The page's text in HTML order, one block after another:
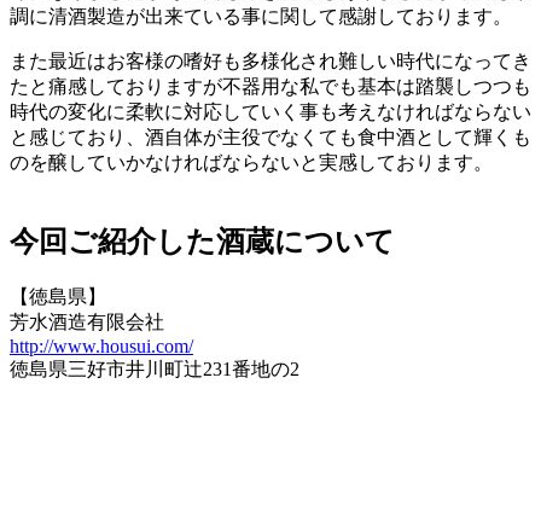
調に清酒製造が出来ている事に関して感謝しております。
また最近はお客様の嗜好も多様化され難しい時代になってき
たと痛感しておりますが不器用な私でも基本は踏襲しつつも
時代の変化に柔軟に対応していく事も考えなければならない
と感じており、酒自体が主役でなくても食中酒として輝くも
のを醸していかなければならないと実感しております。
今回ご紹介した酒蔵について
【徳島県】
芳水酒造有限会社
http://www.housui.com/
徳島県三好市井川町辻231番地の2